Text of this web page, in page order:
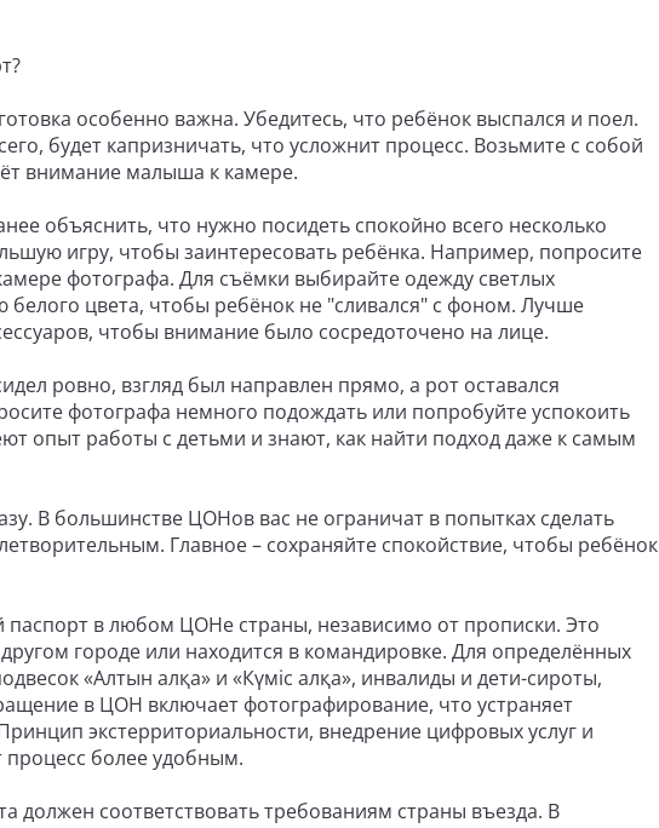
особенно важна. Убедитесь, что ребёнок выспался и поел.
будет капризничать, что усложнит процесс. Возьмите с собой
внимание малыша к камере.
объяснить, что нужно посидеть спокойно всего несколько
игру, чтобы заинтересовать ребёнка. Например, попросите
фотографа. Для съёмки выбирайте одежду светлых
белого цвета, чтобы ребёнок не "сливался" с фоном. Лучше
чтобы внимание было сосредоточено на лице.
ровно, взгляд был направлен прямо, а рот оставался
фотографа немного подождать или попробуйте успокоить
опыт работы с детьми и знают, как найти подход даже к самым
В большинстве ЦОНов вас не ограничат в попытках сделать
Главное – сохраняйте спокойствие, чтобы ребёнок
в любом ЦОНе страны, независимо от прописки. Это
городе или находится в командировке. Для определённых
«Алтын алқа» и «Күмiс алқа», инвалиды и дети-сироты,
в ЦОН включает фотографирование, что устраняет
экстерриториальности, внедрение цифровых услуг и
более удобным.
должен соответствовать требованиям страны въезда. В